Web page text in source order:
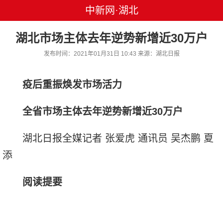
中新网·湖北
湖北市场主体去年逆势新增近30万户
发布时间：2021年01月31日 10:43 来源：湖北日报
疫后重振焕发市场活力
全省市场主体去年逆势新增近30万户
湖北日报全媒记者 张爱虎 通讯员 吴杰鹏 夏
添
阅读提要